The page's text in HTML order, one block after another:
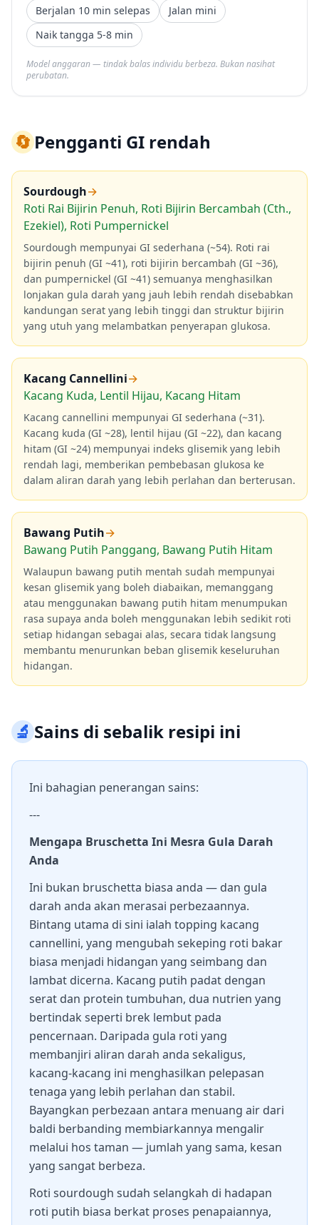
Berjalan 10 min selepas
Jalan mini
Naik tangga 5-8 min
Model anggaran — tindak balas individu berbeza. Bukan nasihat
perubatan.
🔄Pengganti GI rendah
Sourdough→
Roti Rai Bijirin Penuh, Roti Bijirin Bercambah (Cth.,
Ezekiel), Roti Pumpernickel
Sourdough mempunyai GI sederhana (~54). Roti rai
bijirin penuh (GI ~41), roti bijirin bercambah (GI ~36),
dan pumpernickel (GI ~41) semuanya menghasilkan
lonjakan gula darah yang jauh lebih rendah disebabkan
kandungan serat yang lebih tinggi dan struktur bijirin
yang utuh yang melambatkan penyerapan glukosa.
Kacang Cannellini→
Kacang Kuda, Lentil Hijau, Kacang Hitam
Kacang cannellini mempunyai GI sederhana (~31).
Kacang kuda (GI ~28), lentil hijau (GI ~22), dan kacang
hitam (GI ~24) mempunyai indeks glisemik yang lebih
rendah lagi, memberikan pembebasan glukosa ke
dalam aliran darah yang lebih perlahan dan berterusan.
Bawang Putih→
Bawang Putih Panggang, Bawang Putih Hitam
Walaupun bawang putih mentah sudah mempunyai
kesan glisemik yang boleh diabaikan, memanggang
atau menggunakan bawang putih hitam menumpukan
rasa supaya anda boleh menggunakan lebih sedikit roti
setiap hidangan sebagai alas, secara tidak langsung
membantu menurunkan beban glisemik keseluruhan
hidangan.
🔬Sains di sebalik resipi ini
Ini bahagian penerangan sains:
---
Mengapa Bruschetta Ini Mesra Gula Darah
Anda
Ini bukan bruschetta biasa anda — dan gula
darah anda akan merasai perbezaannya.
Bintang utama di sini ialah topping kacang
cannellini, yang mengubah sekeping roti bakar
biasa menjadi hidangan yang seimbang dan
lambat dicerna. Kacang putih padat dengan
serat dan protein tumbuhan, dua nutrien yang
bertindak seperti brek lembut pada
pencernaan. Daripada gula roti yang
membanjiri aliran darah anda sekaligus,
kacang-kacang ini menghasilkan pelepasan
tenaga yang lebih perlahan dan stabil.
Bayangkan perbezaan antara menuang air dari
baldi berbanding membiarkannya mengalir
melalui hos taman — jumlah yang sama, kesan
yang sangat berbeza.
Roti sourdough sudah selangkah di hadapan
roti putih biasa berkat proses penapaiannya,